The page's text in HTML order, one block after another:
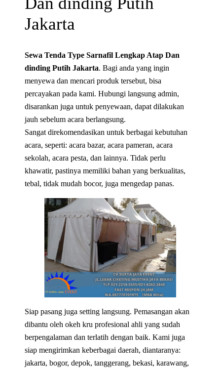
Jakarta
Sewa Tenda Type Sarnafil Lengkap Atap Dan
dinding Putih Jakarta. Bagi anda yang ingin
menyewa dan mencari produk tersebut, bisa
percayakan pada kami. Hubungi langsung admin,
disarankan juga untuk penyewaan, dapat dilakukan
jauh sebelum acara berlangsung.
Sangat direkomendasikan untuk berbagai kebutuhan
acara, seperti: acara bazar, acara pameran, acara
sekolah, acara pesta, dan lainnya. Tidak perlu
khawatir, pastinya memiliki bahan yang berkualitas,
tebal, tidak mudah bocor, juga mengedap panas.
Siap pasang juga setting langsung. Pemasangan akan
dibantu oleh okeh kru profesional ahli yang sudah
berpengalaman dan terlatih dengan baik. Kami juga
siap mengirimkan keberbagai daerah, diantaranya:
jakarta, bogor, depok, tanggerang, bekasi, karawang,